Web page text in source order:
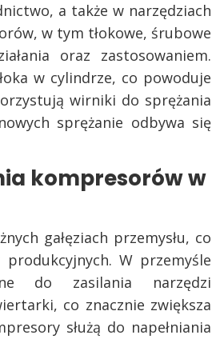
a także w narzędziach
w tym tłokowe, śrubowe
oraz zastosowaniem.
w cylindrze, co powoduje
wirniki do sprężania
sprężanie odbywa się
kompresorów w
gałęziach przemysłu, co
W przemyśle
do zasilania narzędzi
co znacznie zwiększa
służą do napełniania